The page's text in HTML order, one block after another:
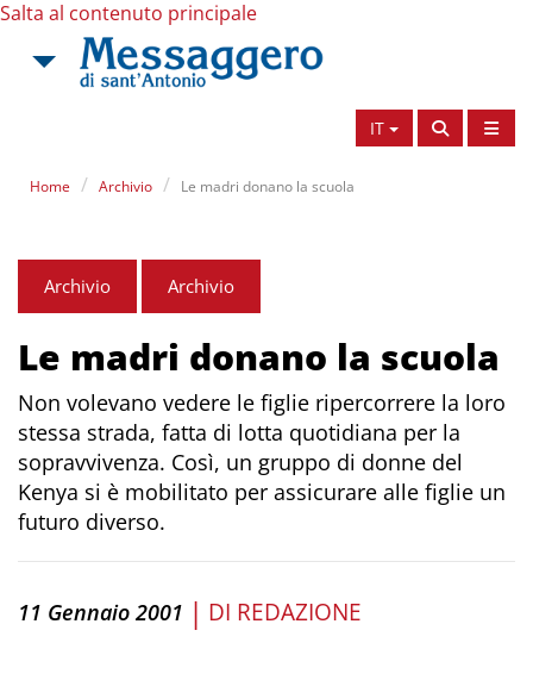
Salta al contenuto principale
IT
Home Archivio Le madri donano la scuola
Archivio Archivio
Le madri donano la scuola
Non volevano vedere le figlie ripercorrere la loro
stessa strada, fatta di lotta quotidiana per la
sopravvivenza. Così, un gruppo di donne del
Kenya si è mobilitato per assicurare alle figlie un
futuro diverso.
11 Gennaio 2001 | DI REDAZIONE